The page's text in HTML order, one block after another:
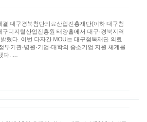
대구경북첨단의료산업진흥재단(이하 대구첨
디지털산업진흥원 태양홀에서 대구·경북지역
혔다. 이번 다자간 MOU는 대구첨복재단 의료
기관·병원·기업·대학의 중소기업 지원 체계를
다. …